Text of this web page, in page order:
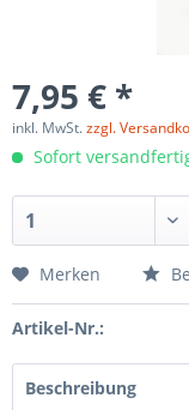
7,95 € *
inkl. MwSt.zzgl.
Sofort
Merken
Artikel-Nr.:
Beschreibung